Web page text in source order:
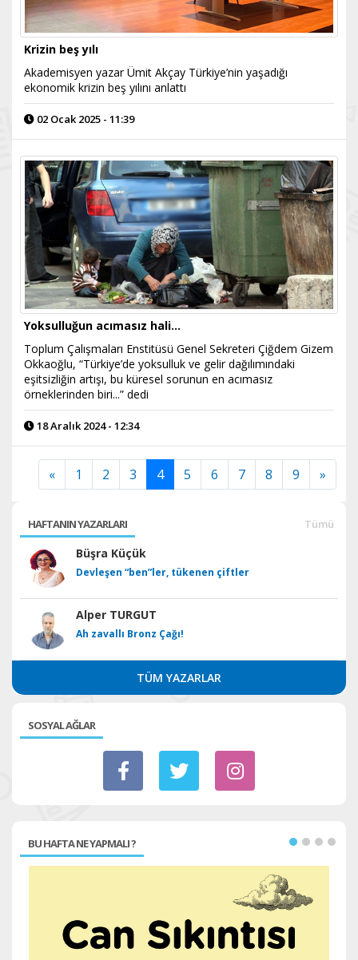
Krizin beş yılı
Akademisyen yazar Ümit Akçay Türkiye’nin yaşadığı
ekonomik krizin beş yılını anlattı
02 Ocak 2025 - 11:39
Yoksulluğun acımasız hali...
Toplum Çalışmaları Enstitüsü Genel Sekreteri Çiğdem Gizem
Okkaoğlu, “Türkiye’de yoksulluk ve gelir dağılımındaki
eşitsizliğin artışı, bu küresel sorunun en acımasız
örneklerinden biri...” dedi
18 Aralık 2024 - 12:34
« 1 2 3 4 5 6 7 8 9 »
HAFTANIN YAZARLARI Tümü
Büşra Küçük
Devleşen “ben”ler, tükenen çiftler
Alper TURGUT
Ah zavallı Bronz Çağı!
TÜM YAZARLAR
SOSYAL AĞLAR
BU HAFTA NE YAPMALI ?